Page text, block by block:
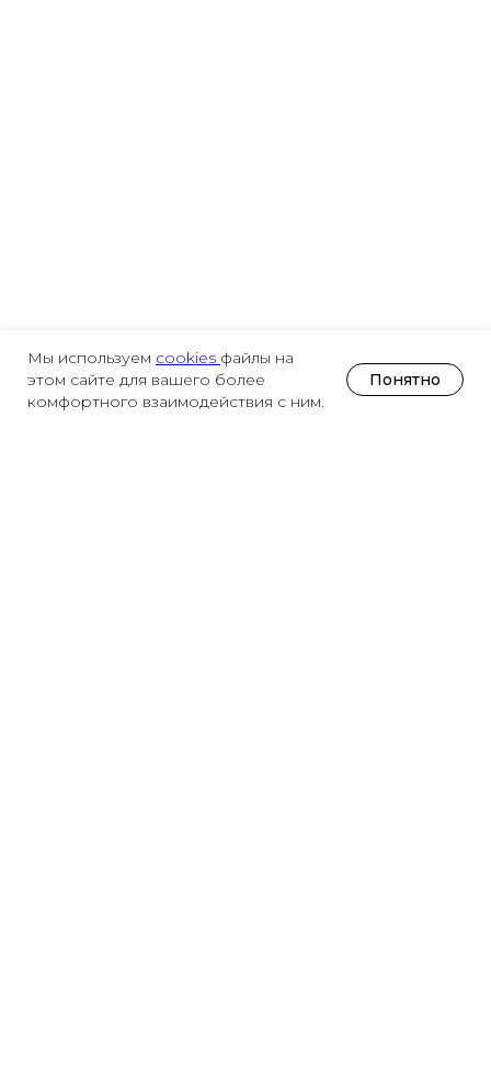
Мы используем cookies файлы на
этом сайте для вашего более
комфортного взаимодействия с ним.
Понятно